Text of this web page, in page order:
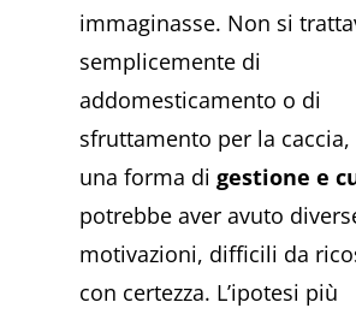
immaginasse. Non si
semplicemente di
addomesticamento o di
sfruttamento per la caccia,
una forma digestione e
potrebbe aver avuto
motivazioni, difficili da
con certezza. L’ipotesi più